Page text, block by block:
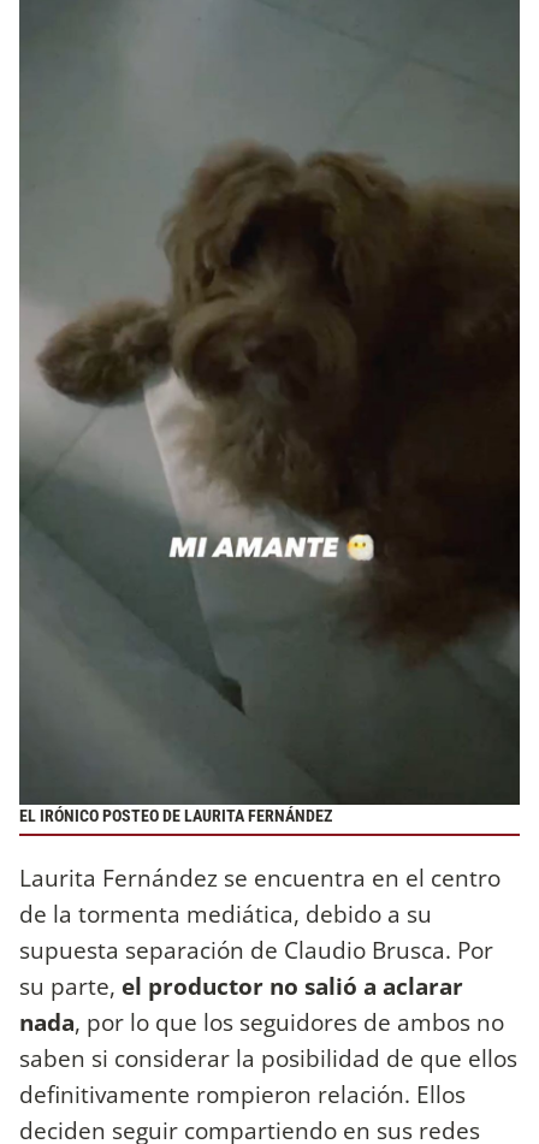
EL IRÓNICO POSTEO DE LAURITA FERNÁNDEZ
Laurita Fernández se encuentra en el centro
de la tormenta mediática, debido a su
supuesta separación de Claudio Brusca. Por
su parte, el productor no salió a aclarar
nada, por lo que los seguidores de ambos no
saben si considerar la posibilidad de que ellos
definitivamente rompieron relación. Ellos
deciden seguir compartiendo en sus redes